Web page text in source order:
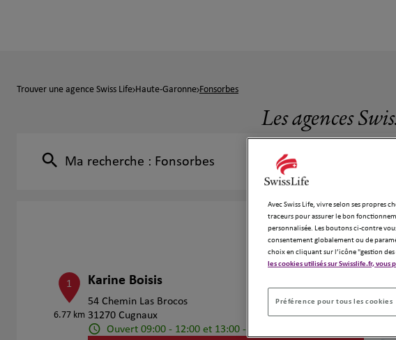
Trouver une agence Swiss Life Haute-Garonne Fonsorbes
Les agences
Ma recherche : Fonsorbes
10
1
6.77 km
Karine Boisis
54 Chemin Las Brocos
31270 Cugnaux
Ouvert 09:00 - 12:00 et 13:00 - 18:00
Avec Swiss Life, vivre selon ses propres
traceurs pour assurer le bon
personnalisée. Les boutons ci-contre
consentement globalement ou de
choix en cliquant sur l’icône "gestion
les cookies utilisés sur Swisslife.fr,
Préférence pour tous les cookies